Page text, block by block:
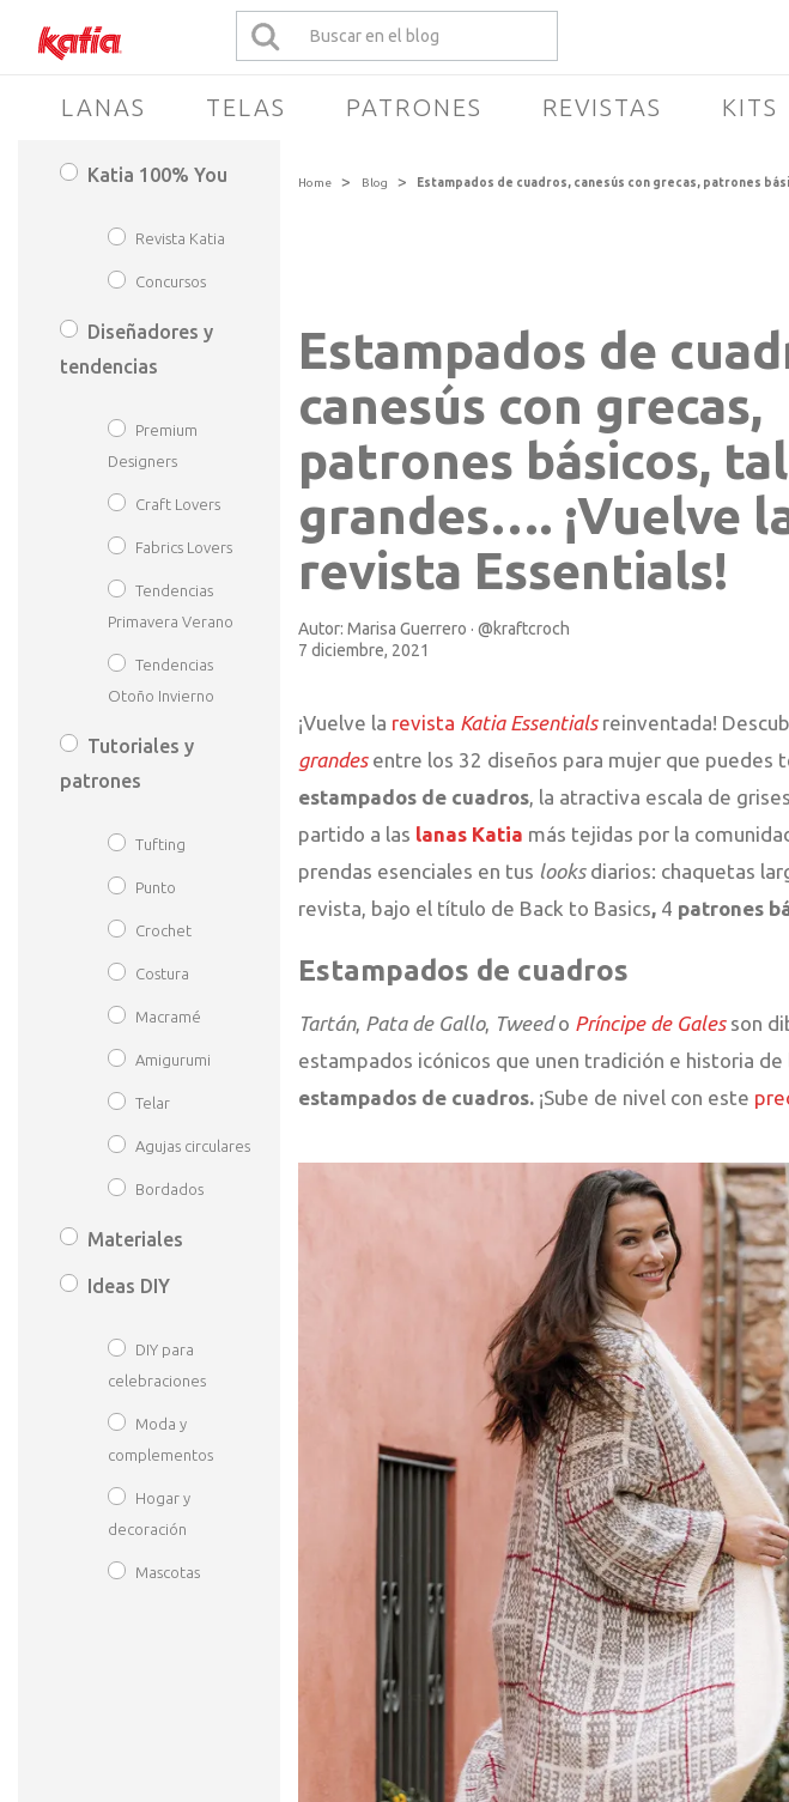
LANAS TELAS PATRONES REVISTAS KITS
Katia 100% You
Revista Katia
Concursos
Diseñadores y
tendencias
Premium
Designers
Craft Lovers
Fabrics Lovers
Tendencias
Primavera Verano
Tendencias
Otoño Invierno
Tutoriales y
patrones
Tufting
Punto
Crochet
Costura
Macramé
Amigurumi
Telar
Agujas circulares
Bordados
Materiales
Ideas DIY
DIY para
celebraciones
Moda y
complementos
Hogar y
decoración
Mascotas
Home > Blog > Estampados de cuadros, canesús con grecas, patrones
Estampados de
canesús con grecas,
patrones básicos,
grandes…. ¡Vuelve
revista Essentials!
Autor: Marisa Guerrero · @kraftcroch
7 diciembre, 2021
¡Vuelve la revista Katia Essentialsreinventada!
grandesentre los 32 diseños para mujer que puedes
estampados de cuadros, la atractiva escala de
partido a las lanas Katia más tejidas por la
prendas esenciales en tus looksdiarios: chaquetas
revista, bajo el título de Back to Basics, 4 patrones
Estampados de cuadros
Tartán, Pata de Gallo, Tweedo Príncipe de Galesson
estampados icónicos que unen tradición e historia
estampados de cuadros. ¡Sube de nivel con este